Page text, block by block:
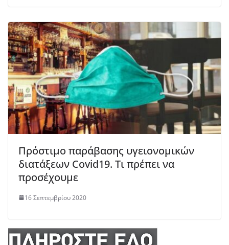
Πρόστιμο παράβασης υγειονομικών
διατάξεων Covid19. Τι πρέπει να
προσέχουμε
16 Σεπτεμβρίου 2020